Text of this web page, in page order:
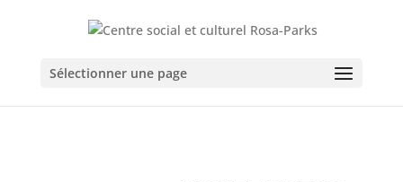
Sélectionner une page